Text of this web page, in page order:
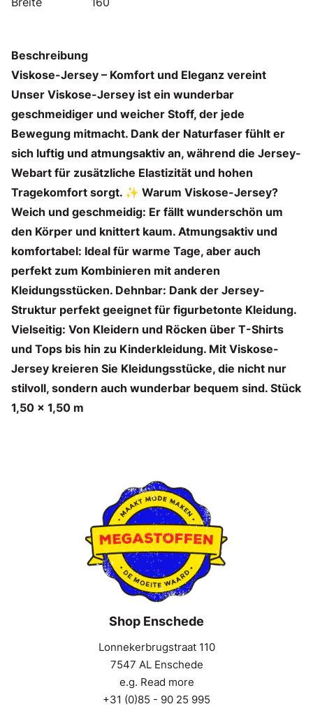
Beschreibung
Viskose-Jersey – Komfort und Eleganz vereint
Unser Viskose-Jersey ist ein wunderbar
geschmeidiger und weicher Stoff, der jede
Bewegung mitmacht. Dank der Naturfaser fühlt er
sich luftig und atmungsaktiv an, während die Jersey-
Webart für zusätzliche Elastizität und hohen
Tragekomfort sorgt. ✨ Warum Viskose-Jersey?
Weich und geschmeidig: Er fällt wunderschön um
den Körper und knittert kaum. Atmungsaktiv und
komfortabel: Ideal für warme Tage, aber auch
perfekt zum Kombinieren mit anderen
Kleidungsstücken. Dehnbar: Dank der Jersey-
Struktur perfekt geeignet für figurbetonte Kleidung.
Vielseitig: Von Kleidern und Röcken über T-Shirts
und Tops bis hin zu Kinderkleidung. Mit Viskose-
Jersey kreieren Sie Kleidungsstücke, die nicht nur
stilvoll, sondern auch wunderbar bequem sind. Stück
1,50 x 1,50 m
Shop Enschede
Lonnekerbrugstraat 110
7547 AL Enschede
e.g. Read more
+31 (0)85 - 90 25 995